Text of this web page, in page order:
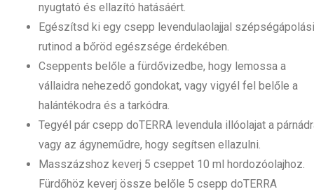
nyugtató és ellazító hatásáért.
Egészítsd ki egy csepp levendulaolajjal szépségápolási
rutinod a bőröd egészsége érdekében.
Cseppents belőle a fürdővizedbe, hogy lemossa a
vállaidra nehezedő gondokat, vagy vigyél fel belőle a
halántékodra és a tarkódra.
Tegyél pár csepp doTERRA levendula illóolajat a
vagy az ágyneműdre, hogy segítsen ellazulni.
Masszázshoz keverj 5 cseppet 10 ml hordozóolajhoz.
Fürdőhöz keverj össze belőle 5 csepp doTERRA